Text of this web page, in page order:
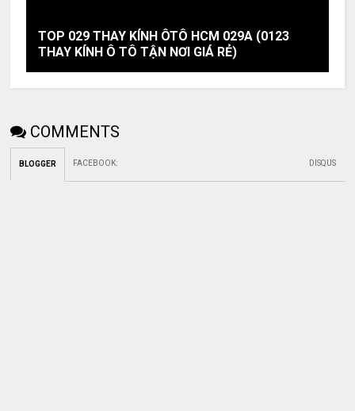
TOP 029 THAY KÍNH ÔTÔ HCM 029A (0123
THAY KÍNH Ô TÔ TẬN NƠI GIÁ RẺ)
COMMENTS
BLOGGER FACEBOOK: DISQUS